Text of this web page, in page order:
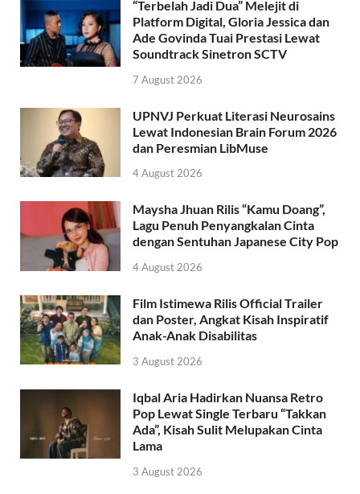
“Terbelah Jadi Dua” Melejit di
Platform Digital, Gloria Jessica dan
Ade Govinda Tuai Prestasi Lewat
Soundtrack Sinetron SCTV
7 August 2026
UPNVJ Perkuat Literasi Neurosains
Lewat Indonesian Brain Forum 2026
dan Peresmian LibMuse
4 August 2026
Maysha Jhuan Rilis “Kamu Doang”,
Lagu Penuh Penyangkalan Cinta
dengan Sentuhan Japanese City Pop
4 August 2026
Film Istimewa Rilis Official Trailer
dan Poster, Angkat Kisah Inspiratif
Anak-Anak Disabilitas
3 August 2026
Iqbal Aria Hadirkan Nuansa Retro
Pop Lewat Single Terbaru “Takkan
Ada”, Kisah Sulit Melupakan Cinta
Lama
3 August 2026